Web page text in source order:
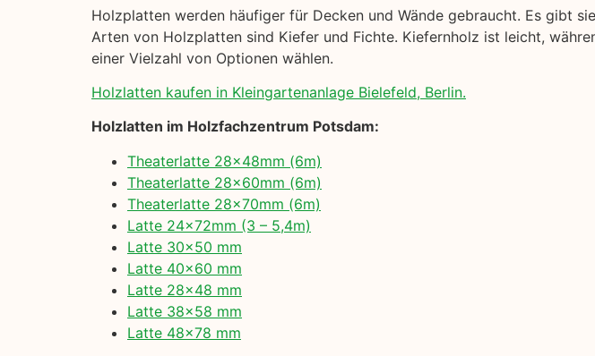
Holzplatten werden häufiger für Decken und Wände gebraucht. Es gibt
Arten von Holzplatten sind Kiefer und Fichte. Kiefernholz ist leicht,
einer Vielzahl von Optionen wählen.
Holzlatten kaufen in Kleingartenanlage Bielefeld, Berlin.
Holzlatten im Holzfachzentrum Potsdam:
Theaterlatte 28x48mm (6m)
Theaterlatte 28x60mm (6m)
Theaterlatte 28x70mm (6m)
Latte 24x72mm (3 – 5,4m)
Latte 30×50 mm
Latte 40×60 mm
Latte 28×48 mm
Latte 38×58 mm
Latte 48×78 mm